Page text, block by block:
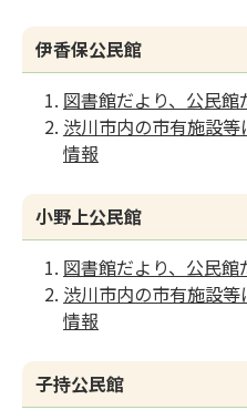
伊香保公民館
図書館だより、公民館
渋川市内の市有施設
情報
小野上公民館
図書館だより、公民館
渋川市内の市有施設
情報
子持公民館